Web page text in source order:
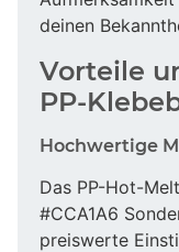
deinen
Vorteile
PP-
Hochwertige
Das PP-Hot-
#CCA1A6
preiswerte